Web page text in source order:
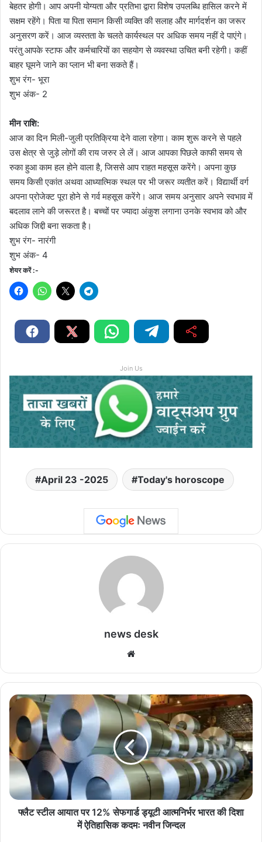
बेहतर होगी। आप अपनी योग्यता और प्रतिभा द्वारा विशेष उपलब्धि हासिल करने में
सक्षम रहेंगे। पिता या पिता समान किसी व्यक्ति की सलाह और मार्गदर्शन का जरूर
अनुसरण करें। आज व्यस्तता के चलते कार्यस्थल पर अधिक समय नहीं दे पाएंगे।
परंतु आपके स्टाफ और कर्मचारियों का सहयोग से व्यवस्था उचित बनी रहेगी। कहीं
बाहर घूमने जाने का प्लान भी बना सकते हैं।
शुभ रंग- भूरा
शुभ अंक- 2
मीन राशि:
आज का दिन मिली-जुली प्रतिक्रिया देने वाला रहेगा। काम शुरू करने से पहले
उस क्षेत्र से जुड़े लोगों की राय जरुर ले लें। आज आपका पिछले काफी समय से
रुका हुआ काम हल होने वाला है, जिससे आप राहत महसूस करेंगे। अपना कुछ
समय किसी एकांत अथवा आध्यात्मिक स्थल पर भी जरूर व्यतीत करें। विद्यार्थी वर्ग
अपना प्रोजेक्ट पूरा होने से गर्व महसूस करेंगे। आज समय अनुसार अपने स्वभाव में
बदलाव लाने की जरूरत है। बच्चों पर ज्यादा अंकुश लगाना उनके स्वभाव को और
अधिक जिद्दी बना सकता है।
शुभ रंग- नारंगी
शुभ अंक- 4
शेयर करें :-
Join Us
April 23 -2025 Today's horoscope
news desk
te
फ्लै
ट
स्टी
आ
या
त
र
फ्लैट स्टील आयात पर 12% सेफगार्ड ड्यूटी आत्मनिर्भर भारत की दिशा
में ऐतिहासिक कदमः नवीन जिन्दल